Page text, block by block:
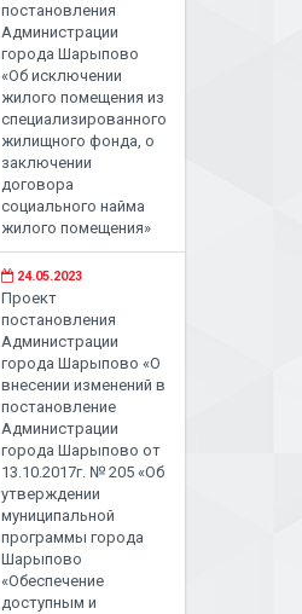
постановления
Администрации
города Шарыпово
«Об исключении
жилого помещения из
специализированного
жилищного фонда, о
заключении
договора
социального найма
жилого помещения»
24.05.2023
Проект
постановления
Администрации
города Шарыпово «О
внесении изменений в
постановление
Администрации
города Шарыпово от
13.10.2017г. № 205 «Об
утверждении
муниципальной
программы города
Шарыпово
«Обеспечение
доступным и